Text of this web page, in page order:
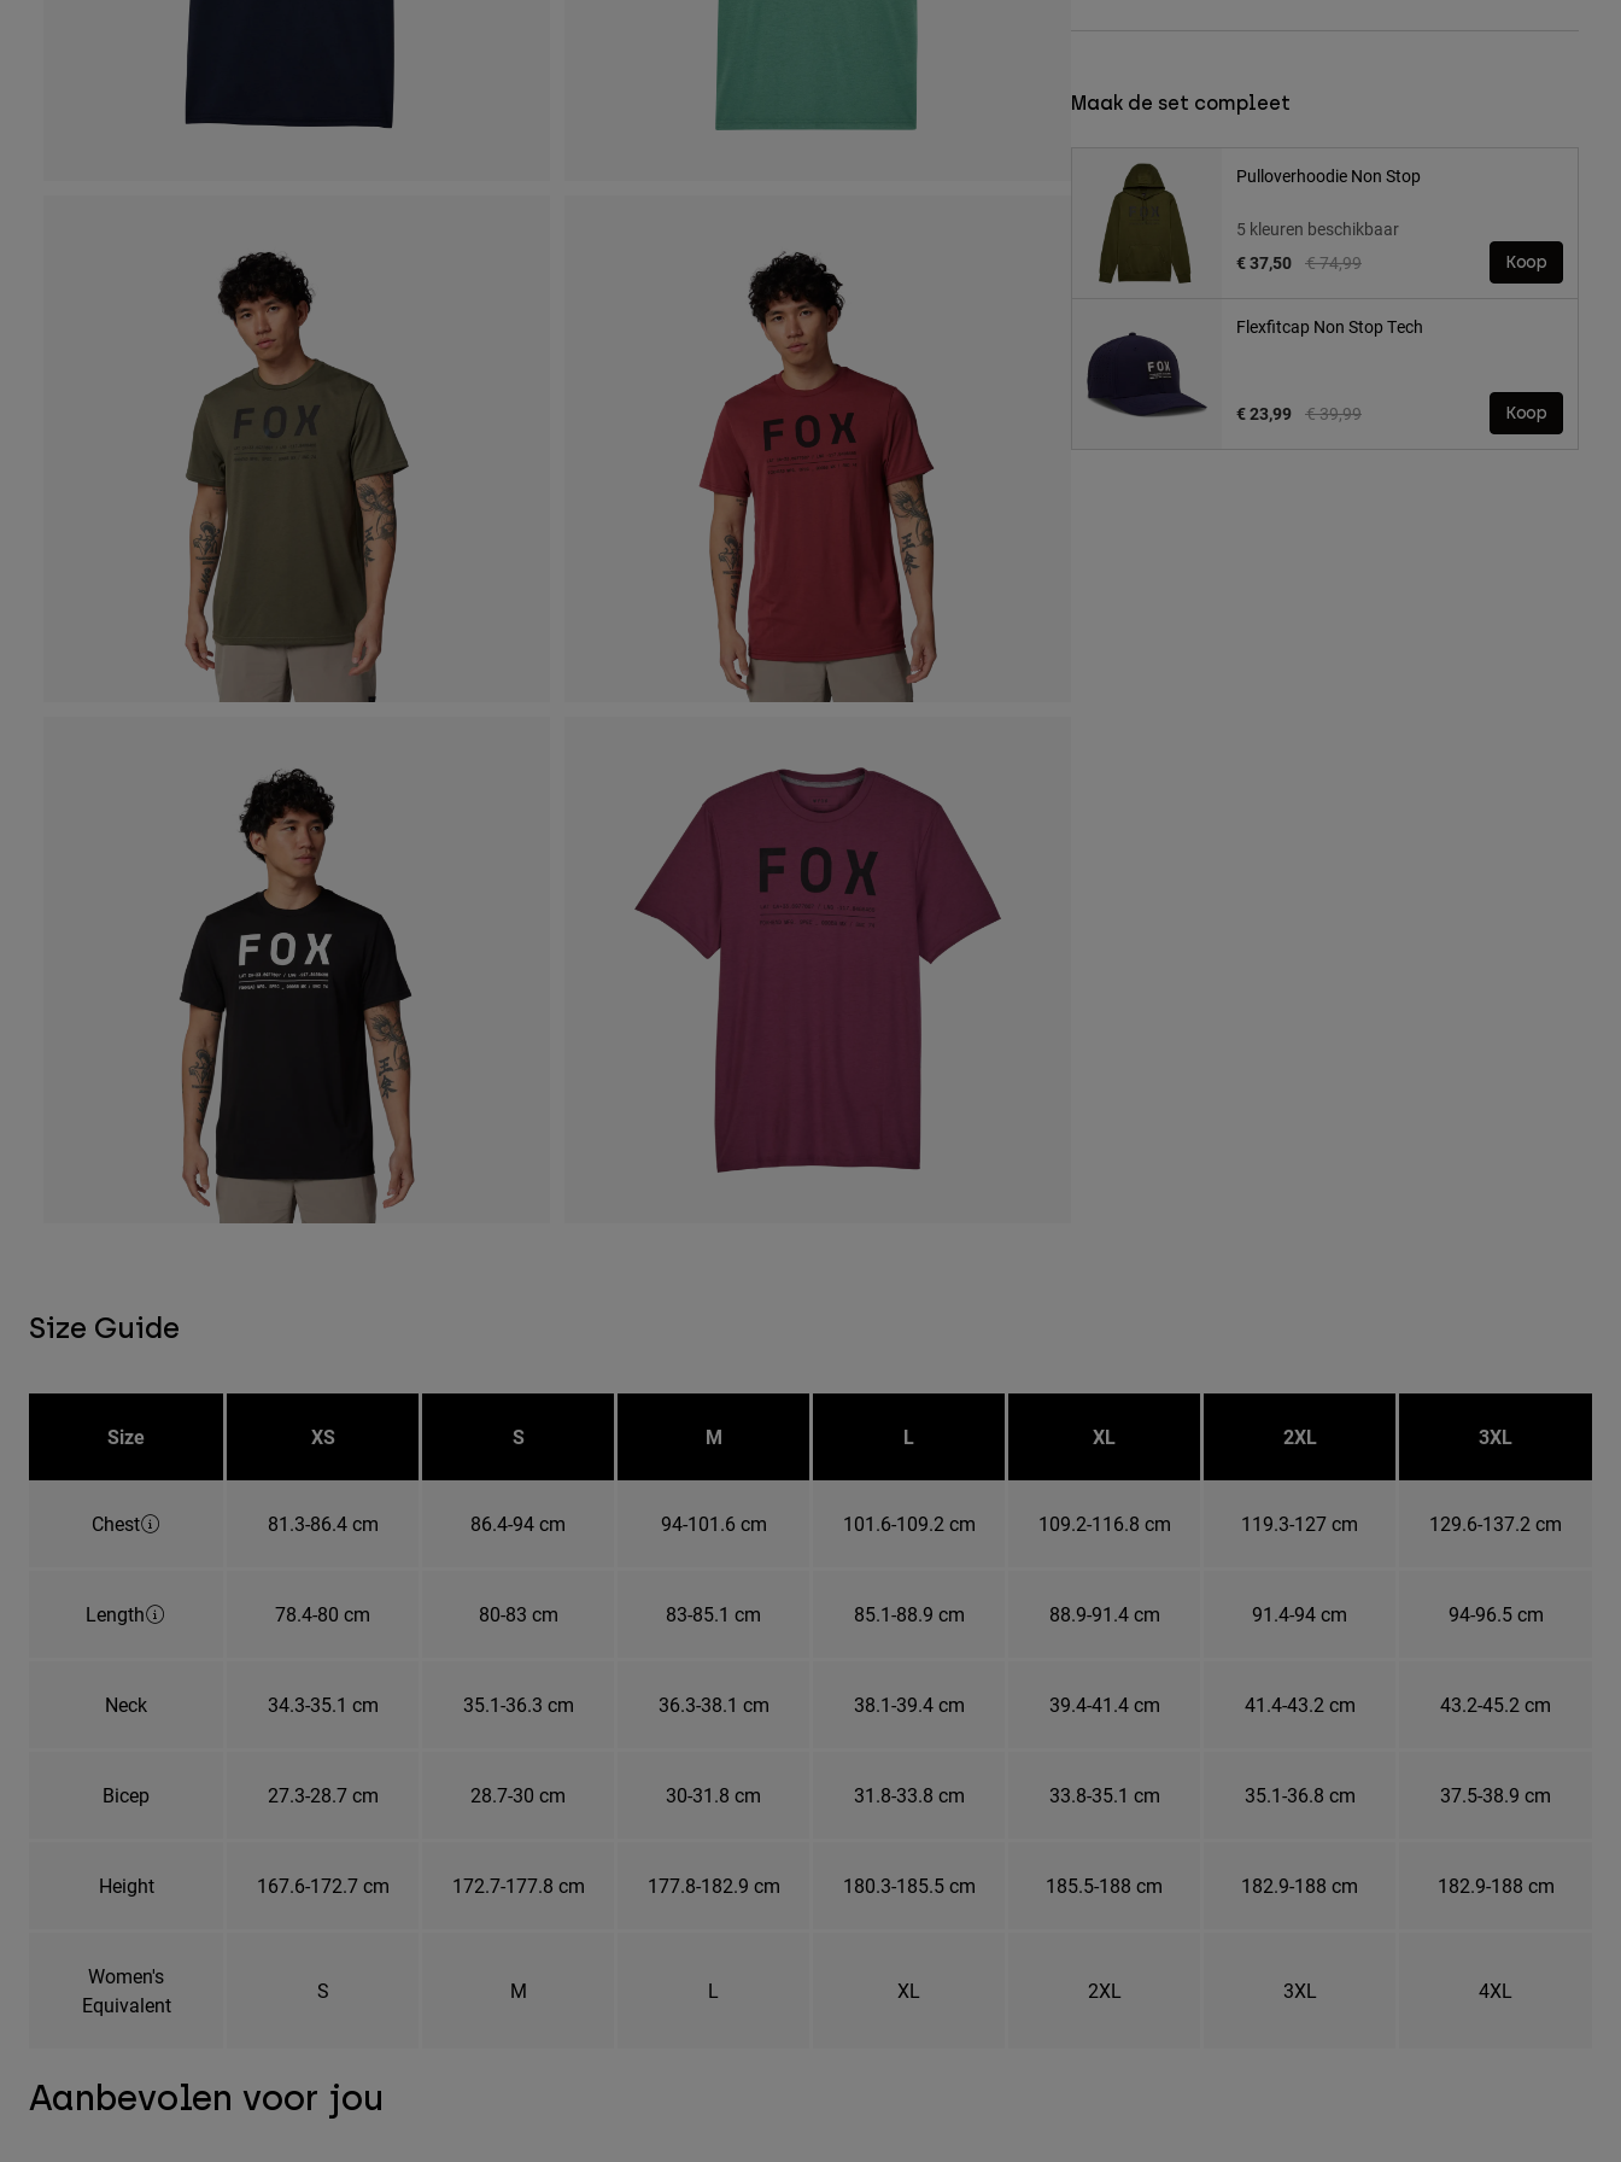
Maak de set compleet
Pulloverhoodie Non Stop
5 kleuren beschikbaar
Price reduced from
€ 74,99to
€ 37,50 Koop
Flexfitcap Non Stop Tech
Price reduced from
€ 39,99to
€ 23,99 Koop
Size Guide
Size XS S M L XL 2XL 3XL
Chest 81.3-86.4 cm 86.4-94 cm 94-101.6 cm 101.6-109.2 cm 109.2-116.8 cm 119.3-127 cm 129.6-137.2 cm
Length 78.4-80 cm 80-83 cm 83-85.1 cm 85.1-88.9 cm 88.9-91.4 cm 91.4-94 cm 94-96.5 cm
Neck 34.3-35.1 cm 35.1-36.3 cm 36.3-38.1 cm 38.1-39.4 cm 39.4-41.4 cm 41.4-43.2 cm 43.2-45.2 cm
Bicep 27.3-28.7 cm 28.7-30 cm 30-31.8 cm 31.8-33.8 cm 33.8-35.1 cm 35.1-36.8 cm 37.5-38.9 cm
Height 167.6-172.7 cm 172.7-177.8 cm 177.8-182.9 cm 180.3-185.5 cm 185.5-188 cm 182.9-188 cm 182.9-188 cm
Women's
Equivalent
S M L XL 2XL 3XL 4XL
Aanbevolen voor jou